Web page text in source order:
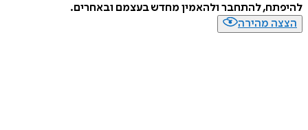
להיפתח, להתחבר ולהאמין מחדש בעצמם ובאחרים.
הצצה מהירה